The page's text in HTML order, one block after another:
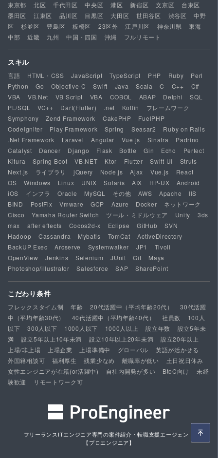
東京都
北区 千代田区 中央区 港区 新宿区 文京区
台東区
墨田区
江東区 品川区 目黒区 大田区 世田谷区 渋谷区
中野
区
杉並区 豊島区 板橋区 23区外 江戸川区 神奈川県
東海
中部
近畿 九州 中国・四国 沖縄 フルリモート
スキル
言語 HTML・CSS JavaScript TypeScript PHP Ruby
Perl
Python
Go Objective-C Swift Java Scala C C++
C#
VBA
VB.Net VB Script VBA COBOL ABAP Delphi
SQL
PL/SQL
VC++ Dart(Flutter) .net Kotlin
フレームワーク
Symphony
Zend Framework CakePHP
FuelPHP
CodeIgniter
Play Framework Spring Seasar2
Ruby on Rails
.Net Framework
Laravel Angular Vue.js Sinatra
Padrino
Catalyst
Dancer Django Flask Bottle Gin Echo
Perfect
Kitura
Spring Boot VB.NET Ktor Flutter Swift UI
Struts
Next.js
ライブラリ jQuery Node.js Ajax Vue.js
React
OS
Windows Linux UNIX Solaris AIX HP-UX
Android
iOS
インフラ Oracle MySQL その他 AWS Apache
IIS
BIND
PostFix Vmware GCP Azure Docker
ネットワーク
Cisco
Yamaha Router Switch ツール・ミドルウェア Unity
3ds
max
after effects Cocos2d-x Eclipse GitHub
SVN
Hadoop
Cassandra Mybatis TomCat
ActiveDirectory
BackUP Exec
Arcserve Systemwalker JP1
Tivoli
OpenView
Jenkins Selenium JUnit Git
Maya
Photoshop/illustrator
Salesforce SAP SharePoint
こだわり条件
フレックスタイム制 年齢 20代活躍中（平均年齢20代）
30代活躍
中（平均年齢30代）
40代活躍中（平均年齢40代） 社員数
100人
以下
300人以下 1000人以下 1000人以上 設立年数
設立5年未
満
設立5年以上10年未満 設立10年以上20年未満
設立20年以上
上場/非上場
上場企業 上場準備中 グローバル
英語が活かせる
外国籍相談可
福利厚生 残業少なめ 離職率が低い
土日祝日休み
女性エンジニアが在籍(or活躍中)
自社内開発が多い BtoC向け
未経
験歓迎
リモートワーク可
フリーランスITエンジニア専門の案件紹介・転職支援エージェント
【プロエンジニア】